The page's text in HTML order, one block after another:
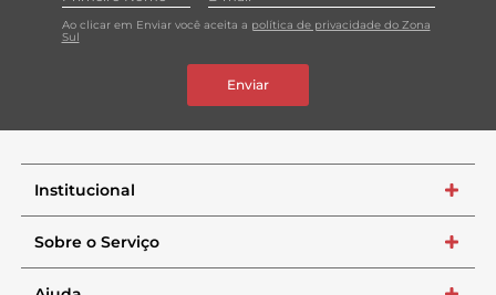
Ao clicar em Enviar você aceita a política de privacidade do Zona
Sul
Enviar
Institucional +
Sobre o Serviço +